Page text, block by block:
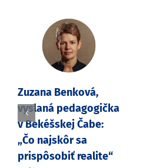
Zuzana Benková,
vyslaná pedagogička
v Bekéšskej Čabe:
„Čo najskôr sa
prispôsobiť realite“